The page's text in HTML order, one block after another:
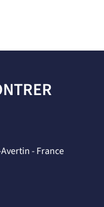
- France